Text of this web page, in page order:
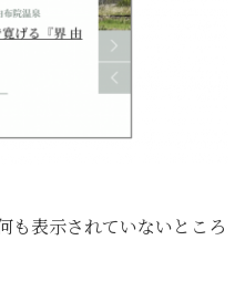
も表示されていないところ